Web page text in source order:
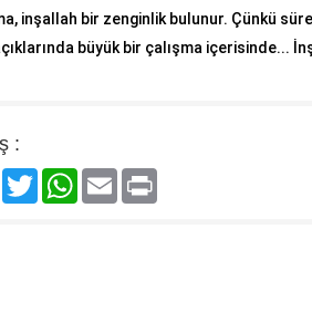
inşallah bir zenginlik bulunur. Çünkü
büyük bir çalışma içerisinde...
:
Facebook
TwitterWhatsApp
Email